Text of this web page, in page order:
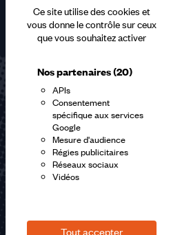
Ce site utilise des cookies et
vous donne le contrôle sur ceux
que vous souhaitez activer
Nos partenaires(20)
APIs
Consentement
spécifique aux services
Google
Mesure d'audience
Régies publicitaires
Réseaux sociaux
Vidéos
Tout accepter